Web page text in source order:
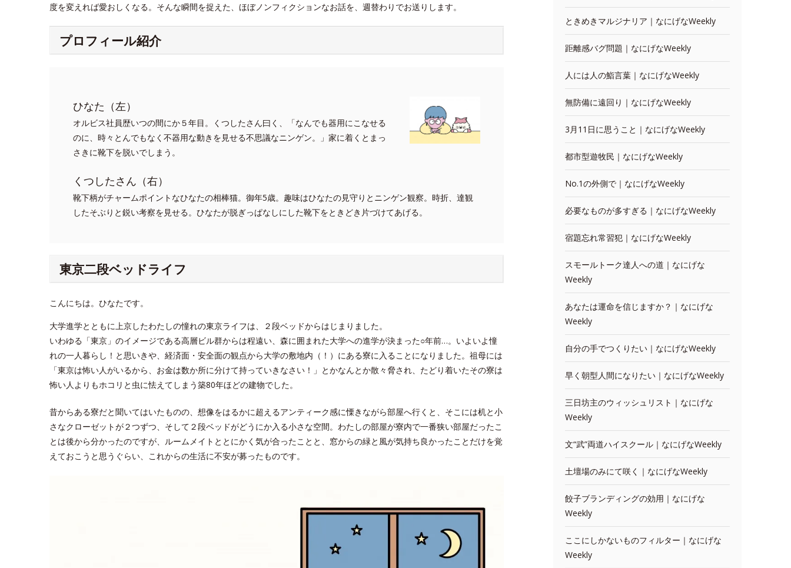
度を変えれば愛おしくなる。そんな瞬間を捉えた、ほぼノンフィクションなお話を、週替わりでお送りします。
プロフィール紹介
ひなた（左）
オルビス社員歴いつの間にか５年目。くつしたさん曰く、「なんでも器用にこなせる
のに、時々とんでもなく不器用な動きを見せる不思議なニンゲン。」家に着くとまっ
さきに靴下を脱いでしまう。
くつしたさん（右）
靴下柄がチャームポイントなひなたの相棒猫。御年5歳。趣味はひなたの見守りとニンゲン観察。時折、達観
したそぶりと鋭い考察を見せる。ひなたが脱ぎっぱなしにした靴下をときどき片づけてあげる。
東京二段ベッドライフ
こんにちは。ひなたです。
大学進学とともに上京したわたしの憧れの東京ライフは、２段ベッドからはじまりました。
いわゆる「東京」のイメージである高層ビル群からは程遠い、森に囲まれた大学への進学が決まった○年前…。いよいよ憧
れの一人暮らし！と思いきや、経済面・安全面の観点から大学の敷地内（！）にある寮に入ることになりました。祖母には
「東京は怖い人がいるから、お金は数か所に分けて持っていきなさい！」とかなんとか散々脅され、たどり着いたその寮は
怖い人よりもホコリと虫に怯えてしまう築80年ほどの建物でした。
昔からある寮だと聞いてはいたものの、想像をはるかに超えるアンティーク感に慄きながら部屋へ行くと、そこには机と小
さなクローゼットが２つずつ、そして２段ベッドがどうにか入る小さな空間。わたしの部屋が寮内で一番狭い部屋だったこ
とは後から分かったのですが、ルームメイトととにかく気が合ったことと、窓からの緑と風が気持ち良かったことだけを覚
えておこうと思うぐらい、これからの生活に不安が募ったものです。
ときめきマルジナリア｜なにげなWeekly
距離感バグ問題｜なにげなWeekly
人には人の鮨言葉｜なにげなWeekly
無防備に遠回り｜なにげなWeekly
3月11日に思うこと｜なにげなWeekly
都市型遊牧民｜なにげなWeekly
No.1の外側で｜なにげなWeekly
必要なものが多すぎる｜なにげなWeekly
宿題忘れ常習犯｜なにげなWeekly
スモールトーク達人への道｜なにげな
Weekly
あなたは運命を信じますか？｜なにげな
Weekly
自分の手でつくりたい｜なにげなWeekly
早く朝型人間になりたい｜なにげなWeekly
三日坊主のウィッシュリスト｜なにげな
Weekly
文“武”両道ハイスクール｜なにげなWeekly
土壇場のみにて咲く｜なにげなWeekly
餃子ブランディングの効用｜なにげな
Weekly
ここにしかないものフィルター｜なにげな
Weekly